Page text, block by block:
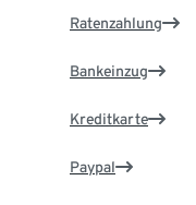
Ratenzahlung
Bankeinzug
Kreditkarte
Paypal